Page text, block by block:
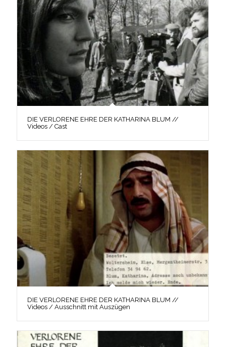
DIE VERLORENE EHRE DER KATHARINA BLUM //
Videos / Cast
DIE VERLORENE EHRE DER KATHARINA BLUM //
Videos / Ausschnitt mit Auszügen